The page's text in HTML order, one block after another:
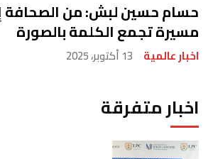
حسام حسين لبش: من الصحافة
مسيرة تجمع الكلمة بالصورة
اخبار عالمية 13 أكتوبر، 2025
اخبار متفرقة